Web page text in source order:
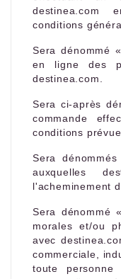
destinea.com
conditions
Sera dénommé
en ligne des
destinea.com.
Sera ci-après
commande
conditions
Sera
auxquelles
l'acheminement
Sera dénommé
morales et/ou
avec
commerciale,
toute